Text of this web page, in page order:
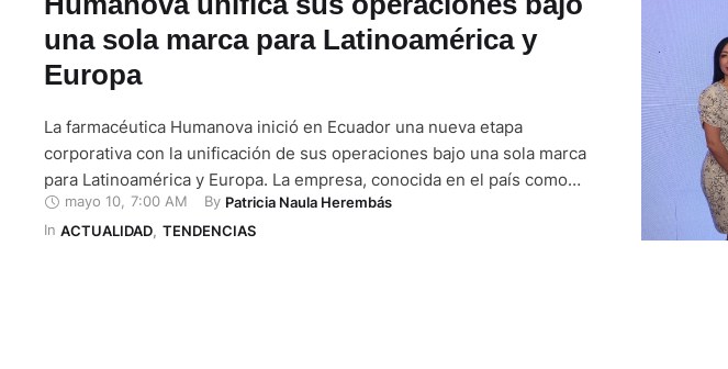
una sola marca para Latinoamérica y
Europa
La farmacéutica Humanova inició en Ecuador una nueva etapa
corporativa con la unificación de sus operaciones bajo una sola marca
para Latinoamérica y Europa. La empresa, conocida en el país como
Medifarma, busca ampliar su portafolio en los segmentos hospitalario y
retail, además de fortalecer su pipeline, es decir, su cartera de
mayo 10 7:00 AM By Patricia Naula Herembás
In ACTUALIDAD, TENDENCIAS